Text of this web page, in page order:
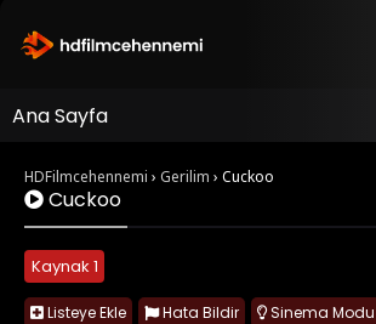
Ana Sayfa
HDFilmcehennemi › Gerilim › Cuckoo
Cuckoo
Kaynak 1
Listeye Ekle Hata Bildir Sinema Modu